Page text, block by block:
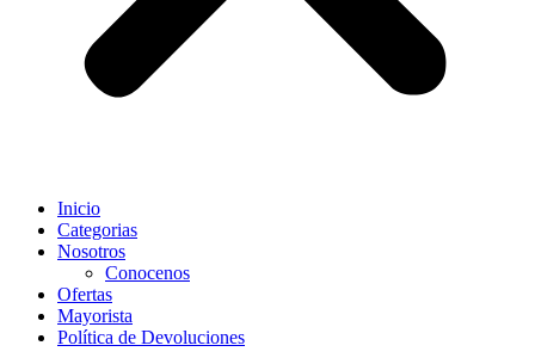
Inicio
Categorias
Nosotros
Conocenos
Ofertas
Mayorista
Política de Devoluciones